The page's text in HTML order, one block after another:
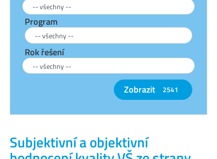
Subjektivní a objektivní
Program
Rok řešení
Zobrazit 2541